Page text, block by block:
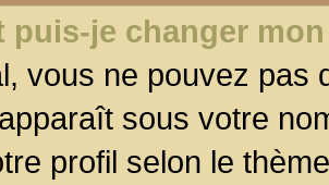
puis-je changer
vous ne pouvez pas
sous votre
profil selon le